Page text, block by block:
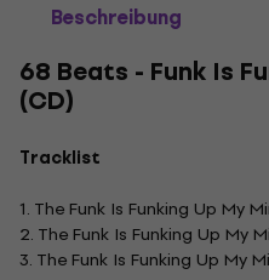
Beschreibung
68 Beats - Funk Is
(CD)
Tracklist
1. The Funk Is Funking Up My
2. The Funk Is Funking Up My
3. The Funk Is Funking Up My